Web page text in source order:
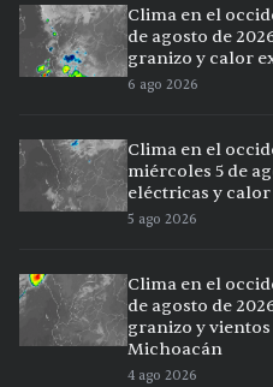
Clima en el
de agosto de
granizo y calor
6 ago 2026
Clima en el
miércoles 5 de
eléctricas y
5 ago 2026
Clima en el
de agosto de
granizo y
Michoacán
4 ago 2026